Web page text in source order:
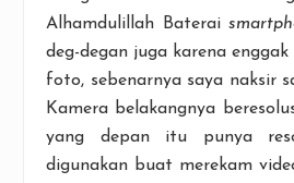
Alhamdulillah Baterai
deg-degan juga karena
foto, sebenarnya saya naksir
Kamera belakangnya
yang depan itu punya
digunakan buat merekam